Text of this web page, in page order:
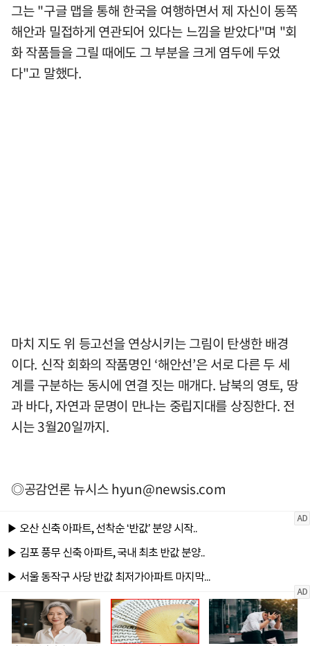
그는 "구글 맵을 통해 한국을 여행하면서 제 자신이 동쪽
해안과 밀접하게 연관되어 있다는 느낌을 받았다"며 "회
화 작품들을 그릴 때에도 그 부분을 크게 염두에 두었
다"고 말했다.
마치 지도 위 등고선을 연상시키는 그림이 탄생한 배경
이다. 신작 회화의 작품명인 ‘해안선’은 서로 다른 두 세
계를 구분하는 동시에 연결 짓는 매개다. 남북의 영토, 땅
과 바다, 자연과 문명이 만나는 중립지대를 상징한다. 전
시는 3월20일까지.
◎공감언론 뉴시스hyun@newsis.com